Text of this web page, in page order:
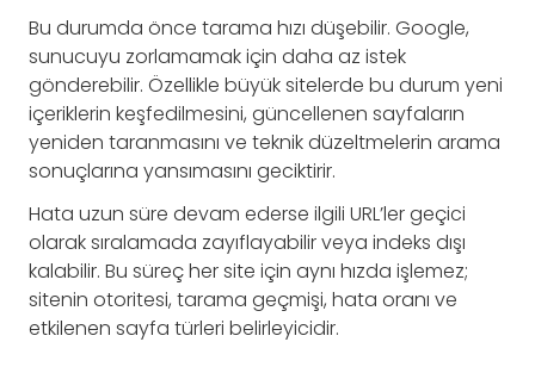
Bu durumda önce tarama hızı düşebilir. Google,
sunucuyu zorlamamak için daha az istek
gönderebilir. Özellikle büyük sitelerde bu durum yeni
içeriklerin keşfedilmesini, güncellenen sayfaların
yeniden taranmasını ve teknik düzeltmelerin arama
sonuçlarına yansımasını geciktirir.
Hata uzun süre devam ederse ilgili URL’ler geçici
olarak sıralamada zayıflayabilir veya indeks dışı
kalabilir. Bu süreç her site için aynı hızda işlemez;
sitenin otoritesi, tarama geçmişi, hata oranı ve
etkilenen sayfa türleri belirleyicidir.